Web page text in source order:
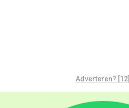
Adverteren? [12]